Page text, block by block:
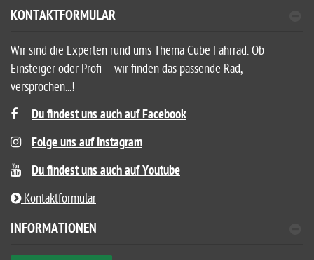
KONTAKTFORMULAR
Wir sind die Experten rund ums Thema Cube Fahrrad. Ob
Einsteiger oder Profi – wir finden das passende Rad,
versprochen...!
Du findest uns auch auf Facebook
Folge uns auf Instagram
Du findest uns auch auf Youtube
Kontaktformular
INFORMATIONEN